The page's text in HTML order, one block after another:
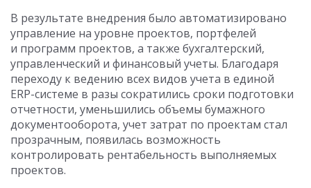
В результате внедрения было автоматизировано
управление на уровне проектов, портфелей
и программ проектов, а также бухгалтерский,
управленческий и финансовый учеты. Благодаря
переходу к ведению всех видов учета в единой
ERP-системе в разы сократились сроки подготовки
отчетности, уменьшились объемы бумажного
документооборота, учет затрат по проектам стал
прозрачным, появилась возможность
контролировать рентабельность выполняемых
проектов.